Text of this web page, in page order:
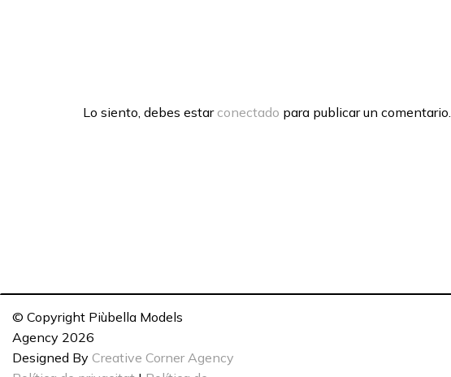
Lo siento, debes estar conectado para publicar un comentario.
© Copyright Piùbella Models
Agency 2026
Designed By Creative Corner Agency